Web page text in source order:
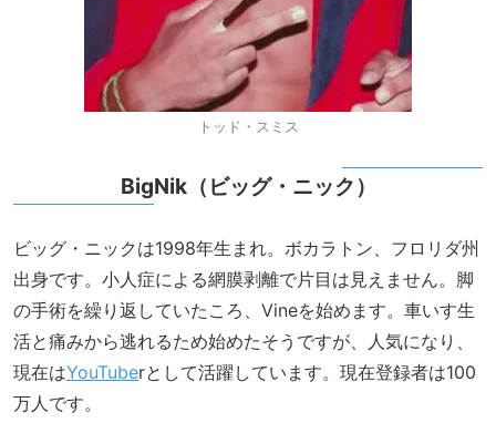
トッド・スミス
BigNik（ビッグ・ニック）
ビッグ・ニックは1998年生まれ。ボカラトン、フロリダ州
出身です。小人症による網膜剥離で片目は見えません。脚
の手術を繰り返していたころ、Vineを始めます。車いす生
活と痛みから逃れるため始めたそうですが、人気になり、
現在はYouTuberとして活躍しています。現在登録者は100
万人です。